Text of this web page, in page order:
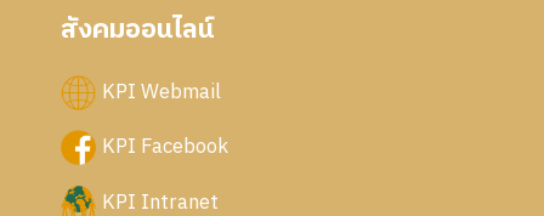
สังคมออนไลน์
KPI Webmail
KPI Facebook
KPI Intranet